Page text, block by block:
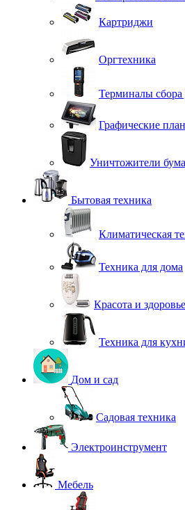
Картриджи
Оргтехника
Терминалы
Графические
Уничтожители
Бытовая техника
Климатическая
Техника для дома
Красота и здоровье
Техника для
Дом и сад
Садовая техника
Электроинструмент
Мебель